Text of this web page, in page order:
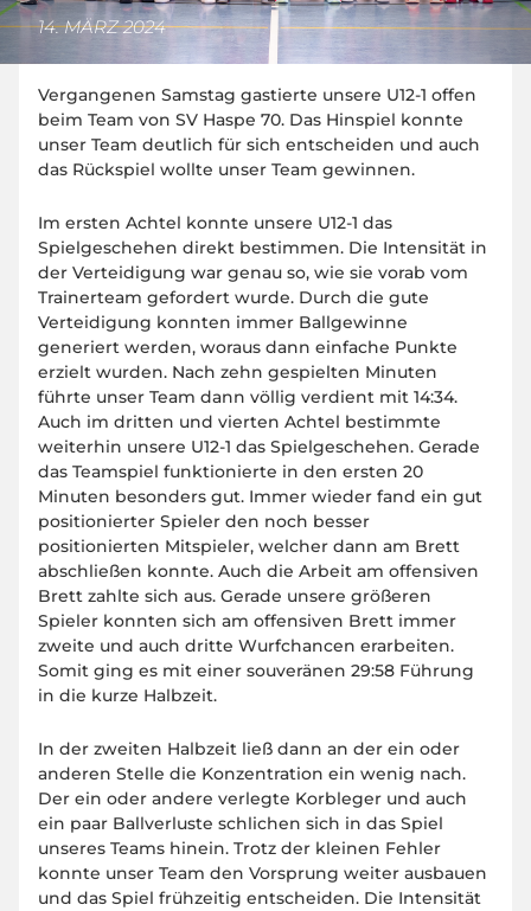
14. MÄRZ 2024
Vergangenen Samstag gastierte unsere U12-1 offen
beim Team von SV Haspe 70. Das Hinspiel konnte
unser Team deutlich für sich entscheiden und auch
das Rückspiel wollte unser Team gewinnen.
Im ersten Achtel konnte unsere U12-1 das
Spielgeschehen direkt bestimmen. Die Intensität in
der Verteidigung war genau so, wie sie vorab vom
Trainerteam gefordert wurde. Durch die gute
Verteidigung konnten immer Ballgewinne
generiert werden, woraus dann einfache Punkte
erzielt wurden. Nach zehn gespielten Minuten
führte unser Team dann völlig verdient mit 14:34.
Auch im dritten und vierten Achtel bestimmte
weiterhin unsere U12-1 das Spielgeschehen. Gerade
das Teamspiel funktionierte in den ersten 20
Minuten besonders gut. Immer wieder fand ein gut
positionierter Spieler den noch besser
positionierten Mitspieler, welcher dann am Brett
abschließen konnte. Auch die Arbeit am offensiven
Brett zahlte sich aus. Gerade unsere größeren
Spieler konnten sich am offensiven Brett immer
zweite und auch dritte Wurfchancen erarbeiten.
Somit ging es mit einer souveränen 29:58 Führung
in die kurze Halbzeit.
In der zweiten Halbzeit ließ dann an der ein oder
anderen Stelle die Konzentration ein wenig nach.
Der ein oder andere verlegte Korbleger und auch
ein paar Ballverluste schlichen sich in das Spiel
unseres Teams hinein. Trotz der kleinen Fehler
konnte unser Team den Vorsprung weiter ausbauen
und das Spiel frühzeitig entscheiden. Die Intensität